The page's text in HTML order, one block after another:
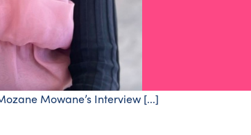
Mowane’s Interview [...]